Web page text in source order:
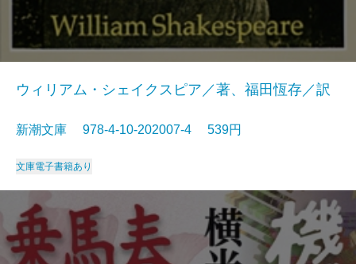
ウィリアム・シェイクスピア／著、福田恆存／訳
新潮文庫 978-4-10-202007-4 539円
文庫電子書籍あり